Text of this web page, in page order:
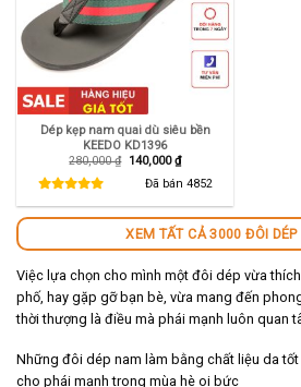
Dép kẹp nam quai dù siêu bền
KEEDO KD1396
280,000₫ Giá
280,000 ₫.
140,000₫Giá
hiện
tại
là:
140,000 ₫.
Đã bán 4852
XEM TẤT CẢ 3000 ĐÔI
Việc lựa chọn cho mình một đôi dép vừa
phố, hay gặp gỡ bạn bè, vừa mang đến
thời thượng là điều mà phái mạnh luôn quan
Những đôi dép nam làm bằng chất liệu da
cho phái mạnh trong mùa hè oi bức